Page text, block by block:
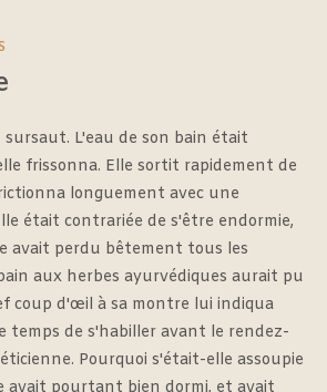
sursaut. L'eau de son bain était
frissonna. Elle sortit rapidement de
longuement avec une
était contrariée de s'être endormie,
avait perdu bêtement tous les
aux herbes ayurvédiques aurait pu
coup d'œil à sa montre lui indiqua
temps de s'habiller avant le rendez-
Pourquoi s'était-elle assoupie
avait pourtant bien dormi, et avait